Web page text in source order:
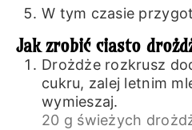
W tym czasie
Jak zrobić ciasto
Drożdże rozkrusz
cukru, zalej letnim
wymieszaj.
20 g świeżych